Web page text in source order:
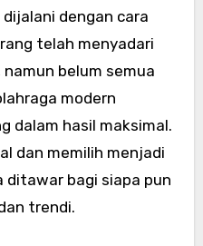
dengan cara
telah menyadari
belum semua
modern
dalam hasil maksimal.
dan memilih menjadi
ditawar bagi siapa pun
trendi.